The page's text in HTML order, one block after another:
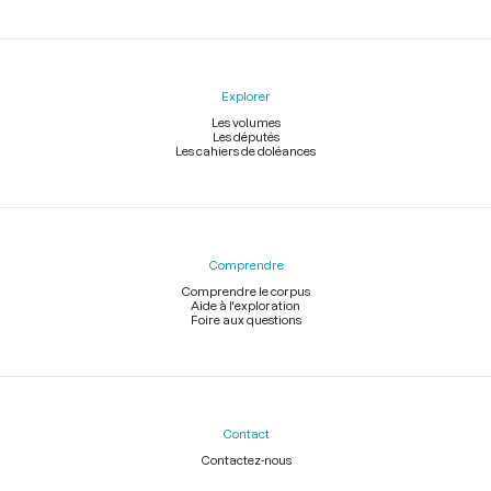
Explorer
Les volumes
Les députés
Les cahiers de doléances
Comprendre
Comprendre le corpus
Aide à l'exploration
Foire aux questions
Contact
Contactez-nous